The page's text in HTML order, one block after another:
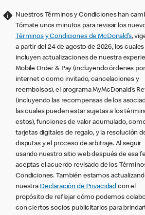
Nuestros Términos y Condiciones han
Tómate unos minutos para revisar los
Términos y Condiciones de McDonald’s,
a partir del 24 de agosto de 2026, los cuales
incluyen actualizaciones de nuestra
Mobile Order & Pay (incluyendo órdenes por
internet o como invitado, cancelaciones y
reembolsos), el programa MyMcDonald’s
(incluyendo las recompensas de los
las cuales pueden estar sujetas a los
estos), funciones de valor acumulado,
tarjetas digitales de regalo, y la resolución
disputas y el proceso de arbitraje. Al seguir
usando nuestro sitio web después de esa
aceptas el acuerdo revisado de los
Condiciones. También estamos
nuestra Declaración de Privacidad con el
propósito de reflejar cómo podemos
con ciertos socios publicitarios para